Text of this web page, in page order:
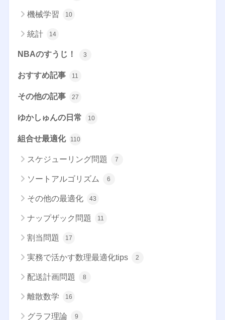
機械学習 10
統計 14
NBAのすうじ！ 3
おすすめ記事 11
その他の記事 27
ゆかしゅんの日常 10
組合せ最適化 110
スケジューリング問題 7
ソートアルゴリズム 6
その他の最適化 43
ナップザック問題 11
割当問題 17
実務で活かす数理最適化tips 2
配送計画問題 8
離散数学 16
グラフ理論 9